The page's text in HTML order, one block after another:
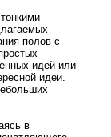
полов с
идей или
идеи.
в